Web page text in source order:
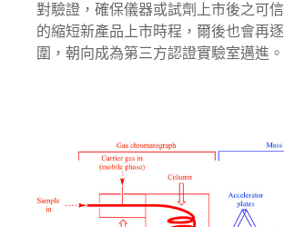
對驗證，確保儀器或試劑上市後之可
的縮短新產品上市時程，爾後也會再
圍，朝向成為第三方認證實驗室邁進。